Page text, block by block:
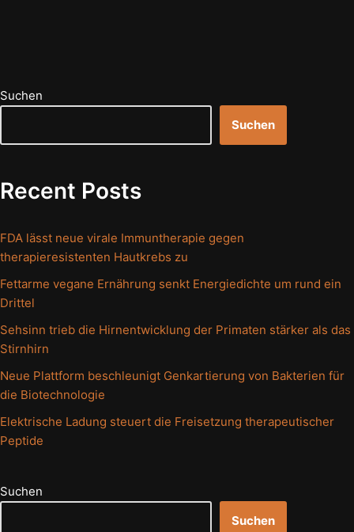
Suchen
Suchen
Recent Posts
FDA lässt neue virale Immuntherapie gegen
therapieresistenten Hautkrebs zu
Fettarme vegane Ernährung senkt Energiedichte um rund ein
Drittel
Sehsinn trieb die Hirnentwicklung der Primaten stärker als das
Stirnhirn
Neue Plattform beschleunigt Genkartierung von Bakterien für
die Biotechnologie
Elektrische Ladung steuert die Freisetzung therapeutischer
Peptide
Suchen
Suchen